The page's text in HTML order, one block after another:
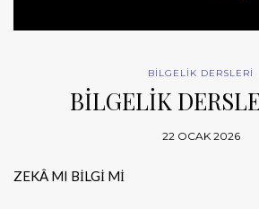
BİLGELİK DERSLERİ
BİLGELİK
22 OCAK 2026
ZEKÂ MI BİLGİ Mİ